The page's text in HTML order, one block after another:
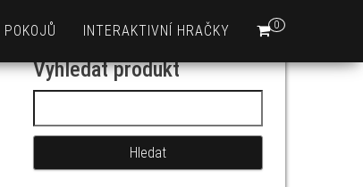
0
INTERAKTIVNÍ HRAČKY
Vyhledat produkt